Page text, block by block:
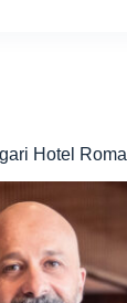
Hotel Roma